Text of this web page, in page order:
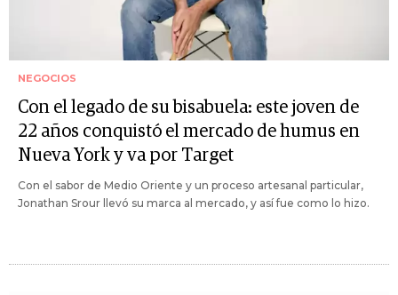
NEGOCIOS
Con el legado de su bisabuela: este joven de
22 años conquistó el mercado de humus en
Nueva York y va por Target
Con el sabor de Medio Oriente y un proceso artesanal particular,
Jonathan Srour llevó su marca al mercado, y así fue como lo hizo.